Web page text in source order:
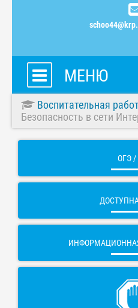
МЕНЮ
Воспитательная
Безопасность в сети
ОГЭ /